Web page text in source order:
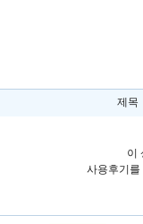
제목
이
사용후기를